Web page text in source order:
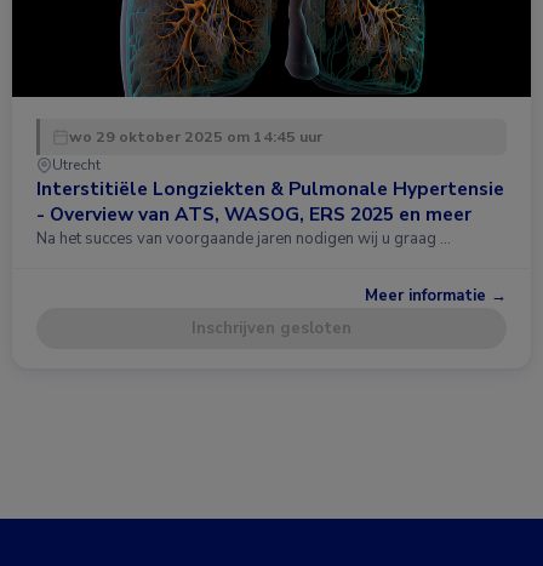
wo 29 oktober 2025 om 14:45 uur
Utrecht
Interstitiële Longziekten & Pulmonale Hypertensie
- Overview van ATS, WASOG, ERS 2025 en meer
Na het succes van voorgaande jaren nodigen wij u graag …
Meer informatie →
Inschrijven gesloten